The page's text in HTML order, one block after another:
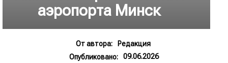
аэропорта Минск
От автора:
Редакция
Опубликовано:
09.06.2026